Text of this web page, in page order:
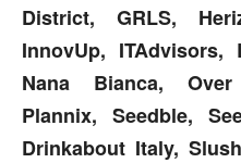
District, GRLS,
InnovUp, ITAdvisors,
Nana Bianca, Over
Plannix, Seedble,
Drinkabout Italy,